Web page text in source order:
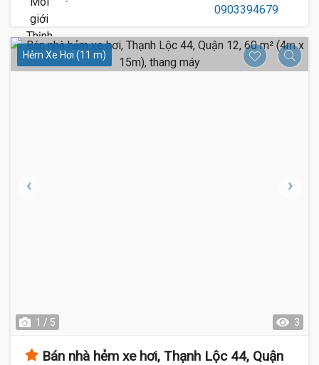
Hẻm Xe Hơi (11 m)
1 / 5 3
Bán nhà hẻm xe hơi, Thạnh Lộc 44, Quận